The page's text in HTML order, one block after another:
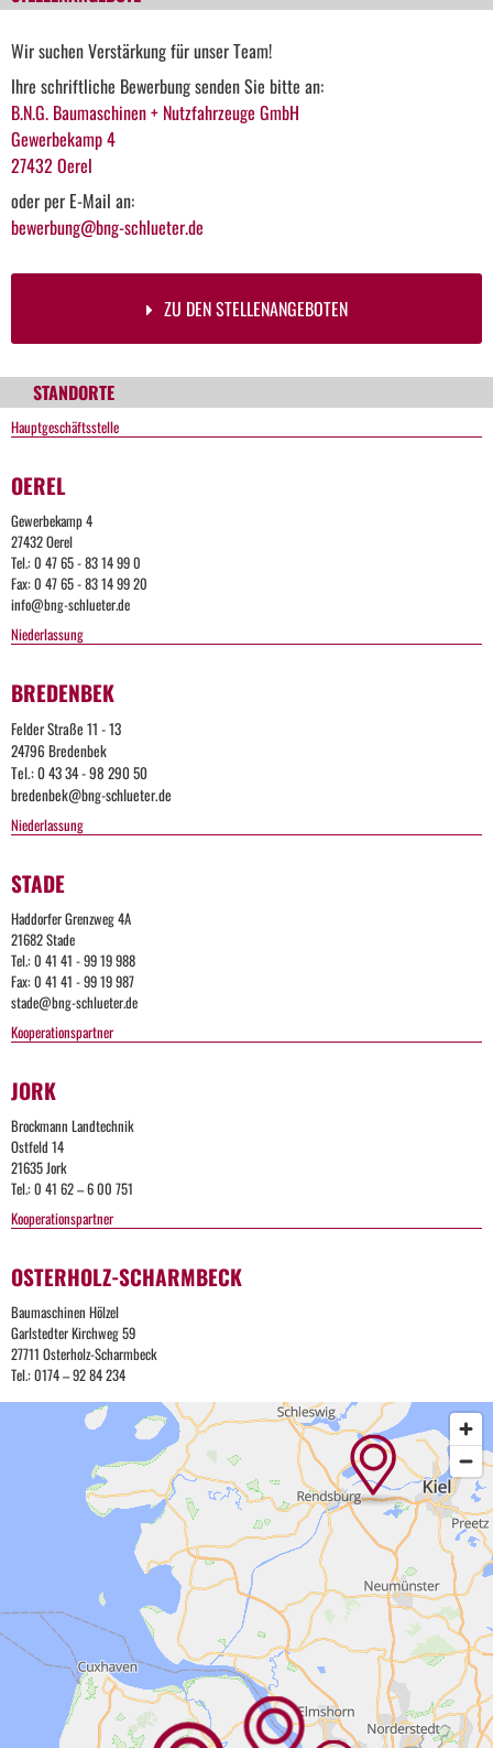
Wir suchen Verstärkung für unser Team!
Ihre schriftliche Bewerbung senden Sie bitte an:
B.N.G. Baumaschinen + Nutzfahrzeuge GmbH
Gewerbekamp 4
27432 Oerel
oder per E-Mail an:
bewerbung@bng-schlueter.de
ZU DEN STELLENANGEBOTEN
STANDORTE
Hauptgeschäftsstelle
OEREL
Gewerbekamp 4
27432 Oerel
Tel.: 0 47 65 - 83 14 99 0
Fax: 0 47 65 - 83 14 99 20
info@bng-schlueter.de
Niederlassung
BREDENBEK
Felder Straße 11 - 13
24796 Bredenbek
Tel.: 0 43 34 - 98 290 50
bredenbek@bng-schlueter.de
Niederlassung
STADE
Haddorfer Grenzweg 4A
21682 Stade
Tel.: 0 41 41 - 99 19 988
Fax: 0 41 41 - 99 19 987
stade@bng-schlueter.de
Kooperationspartner
JORK
Brockmann Landtechnik
Ostfeld 14
21635 Jork
Tel.: 0 41 62 – 6 00 751
Kooperationspartner
OSTERHOLZ-SCHARMBECK
Baumaschinen Hölzel
Garlstedter Kirchweg 59
27711 Osterholz-Scharmbeck
Tel.: 0174 – 92 84 234